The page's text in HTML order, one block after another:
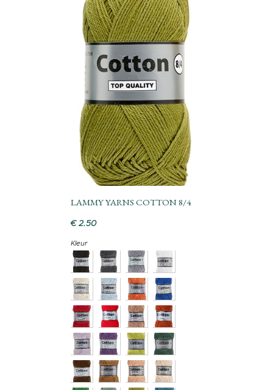
LAMMY YARNS COTTON 8/4
€ 2.50
Kleur